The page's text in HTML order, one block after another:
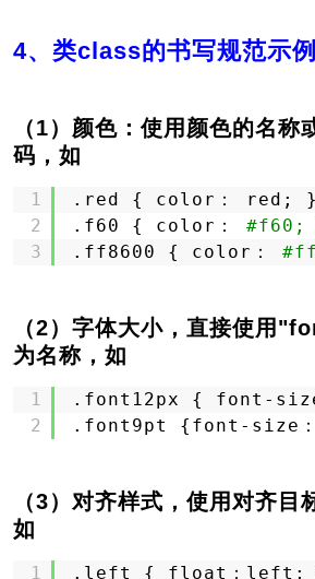
4、类class的书写规范示例
（1）颜色：使用颜色的名称
码，如
1
2
3
.red { color： red; }
.f60 { color： #f60;
.ff8600 { color：
（2）字体大小，直接使用
为名称，如
1
2
.font12px { font-
.font9pt {font-size
（3）对齐样式，使用对齐目
如
1
.left { float：left;